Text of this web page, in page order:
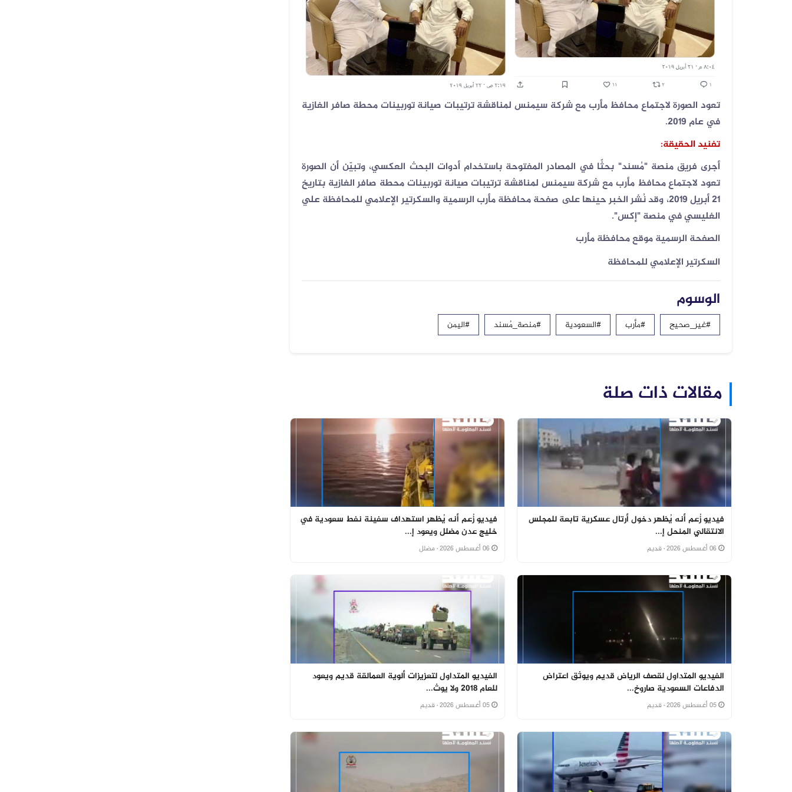
تعود الصورة لاجتماع محافظ مأرب مع شركة سيمنس لمناقشة ترتيبات صيانة توربينات محطة صافر الغازية
في عام 2019.
تفنيد الحقيقة:
أجرى فريق منصة "مُسند" بحثًا في المصادر المفتوحة باستخدام أدوات البحث العكسي، وتبيّن أن الصورة
تعود لاجتماع محافظ مأرب مع شركة سيمنس لمناقشة ترتيبات صيانة توربينات محطة صافر الغازية بتاريخ
21 أبريل 2019، وقد نُشر الخبر حينها على صفحة محافظة مأرب الرسمية والسكرتير الإعلامي للمحافظة علي
الغليسي في منصة "إكس".
الصفحة الرسمية موقع محافظة مأرب
السكرتير الإعلامي للمحافظة
الوسوم
#غير_صحيح #مأرب #السعودية #منصة_مُسند #اليمن
مقالات ذات صلة
فيديو زُعم أنه يُظهر دخول أرتال عسكرية تابعة للمجلس
الانتقالي المنحل إ...
· قديم
فيديو زُعم أنه يُظهر استهداف سفينة نفط سعودية في
خليج عدن مضلل ويعود إ...
· مضلل
الفيديو المتداول لقصف الرياض قديم ويوثق اعتراض
الدفاعات السعودية صاروخ...
· قديم
الفيديو المتداول لتعزيزات ألوية العمالقة قديم ويعود
للعام 2018 ولا يوث...
· قديم